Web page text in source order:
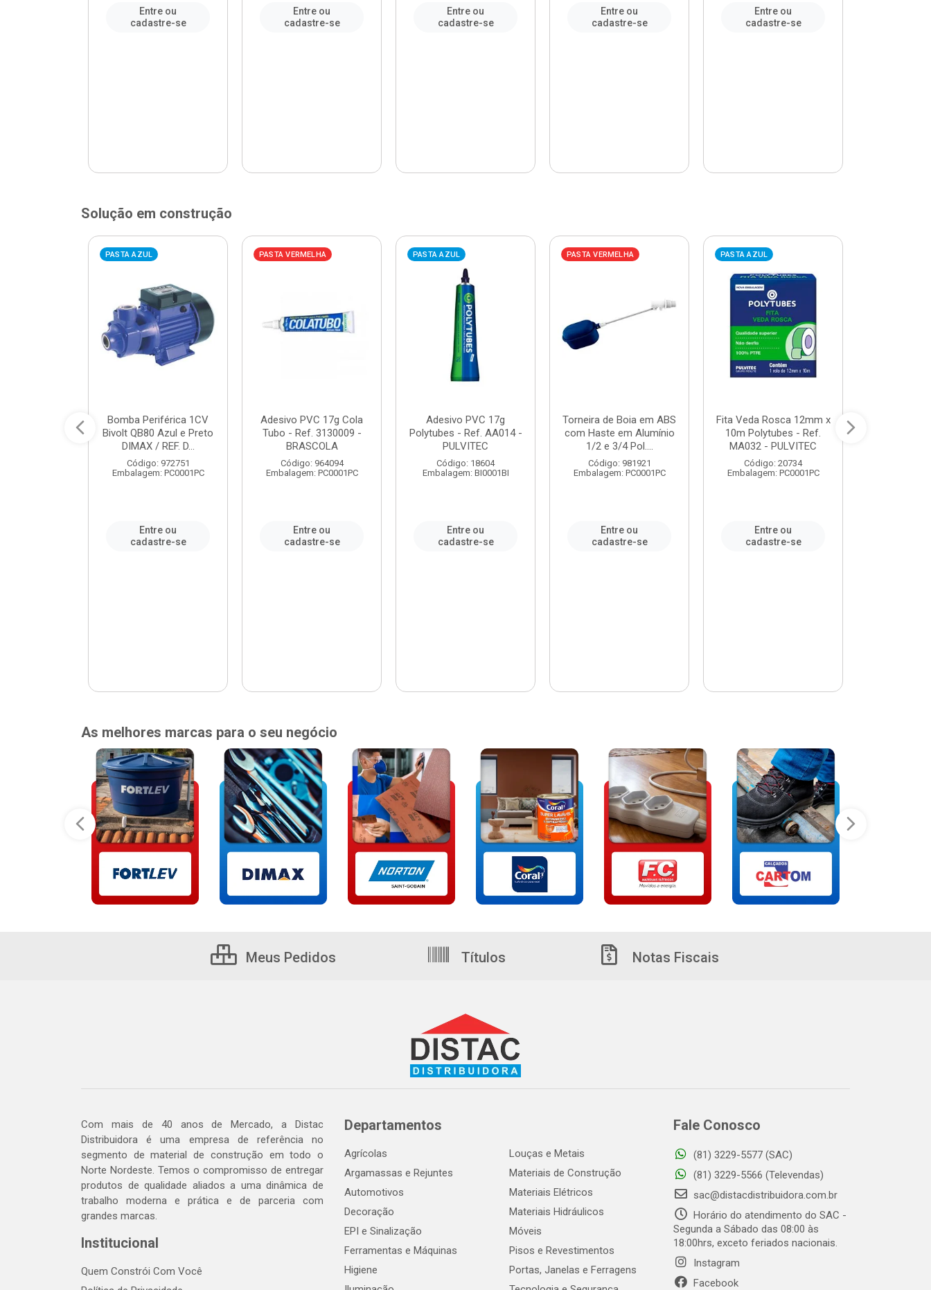
Entre ou
cadastre-se
Entre ou
cadastre-se
Entre ou
cadastre-se
Entre ou
cadastre-se
Entre ou
cadastre-se
Solução em construção
PASTA AZUL
Bomba Periférica 1CV
Bivolt QB80 Azul e Preto
DIMAX / REF. D...
Código: 972751
Embalagem: PC0001PC
Entre ou
cadastre-se
PASTA VERMELHA
Adesivo PVC 17g Cola
Tubo - Ref. 3130009 -
BRASCOLA
Código: 964094
Embalagem: PC0001PC
Entre ou
cadastre-se
PASTA AZUL
Adesivo PVC 17g
Polytubes - Ref. AA014 -
PULVITEC
Código: 18604
Embalagem: BI0001BI
Entre ou
cadastre-se
PASTA VERMELHA
Torneira de Boia em ABS
com Haste em Alumínio
1/2 e 3/4 Pol....
Código: 981921
Embalagem: PC0001PC
Entre ou
cadastre-se
PASTA AZUL
Fita Veda Rosca 12mm x
10m Polytubes - Ref.
MA032 - PULVITEC
Código: 20734
Embalagem: PC0001PC
Entre ou
cadastre-se
As melhores marcas para o seu negócio
Meus Pedidos Títulos Notas Fiscais
Com mais de 40 anos de Mercado, a Distac
Distribuidora é uma empresa de referência no
segmento de material de construção em todo o
Norte Nordeste. Temos o compromisso de entregar
produtos de qualidade aliados a uma dinâmica de
trabalho moderna e prática e de parceria com
grandes marcas.
Institucional
Quem Constrói Com Você
Departamentos
Agrícolas
Argamassas e Rejuntes
Automotivos
Decoração
EPI e Sinalização
Ferramentas e Máquinas
Higiene
Louças e Metais
Materiais de Construção
Materiais Elétricos
Materiais Hidráulicos
Móveis
Pisos e Revestimentos
Portas, Janelas e Ferragens
Fale Conosco
(81) 3229-5577 (SAC)
(81) 3229-5566 (Televendas)
sac@distacdistribuidora.com.br
Horário do atendimento do SAC -
Segunda a Sábado das 08:00 às
18:00hrs, exceto feriados nacionais.
Instagram
Facebook